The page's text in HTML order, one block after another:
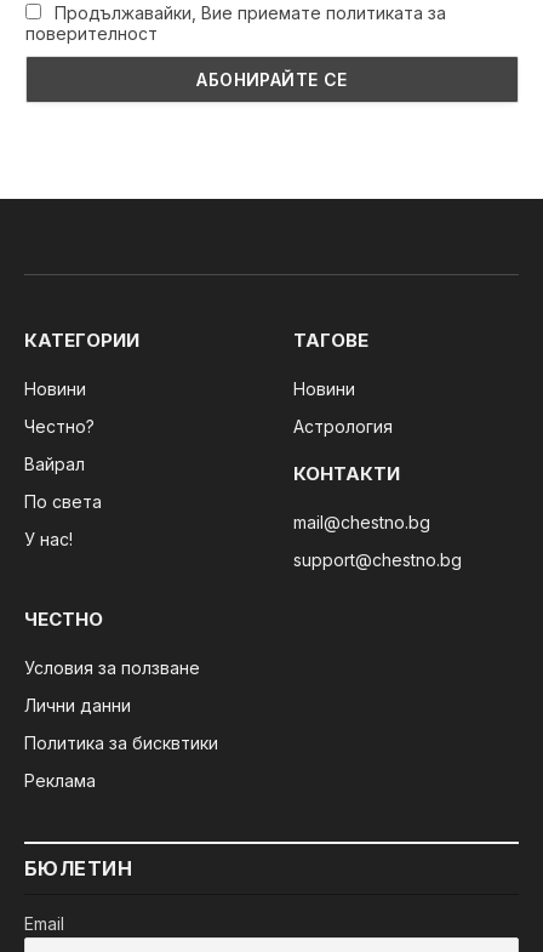
Продължавайки, Вие приемате политиката за
поверителност
КАТЕГОРИИ
Новини
Честно?
Вайрал
По света
У нас!
ТАГОВЕ
Новини
Астрология
КОНТАКТИ
mail@chestno.bg
support@chestno.bg
ЧЕСТНО
Условия за ползване
Лични данни
Политика за бисквтики
Реклама
БЮЛЕТИН
Email